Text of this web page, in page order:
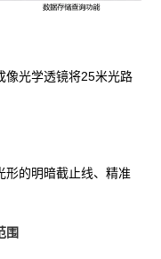
像光学透镜将25米光路
形的明暗截止线、精准
围